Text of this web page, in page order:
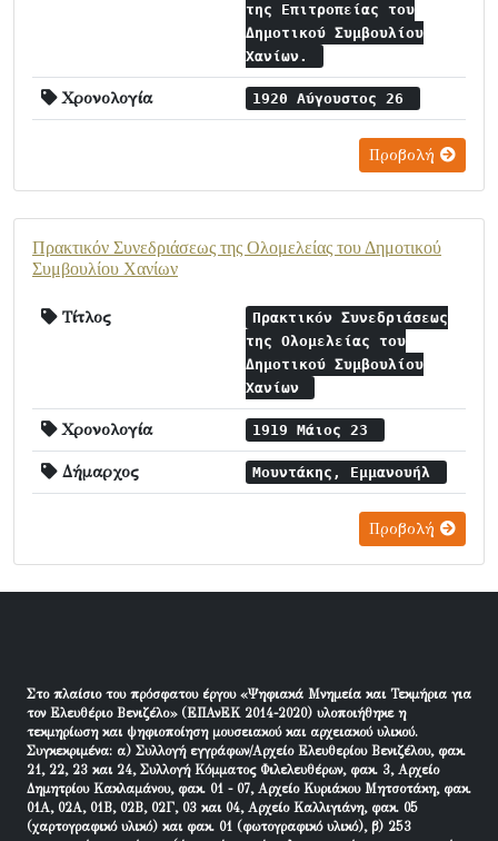
της Επιτροπείας του
Δημοτικού Συμβουλίου
Χανίων.
Χρονολογία 1920 Αύγουστος 26
Προβολή
Πρακτικόν Συνεδριάσεως της Ολομελείας του Δημοτικού
Συμβουλίου Χανίων
Τίτλος
Πρακτικόν Συνεδριάσεως
της Ολομελείας του
Δημοτικού Συμβουλίου
Χανίων
Χρονολογία 1919 Μάιος 23
Δήμαρχος Μουντάκης, Εμμανουήλ
Προβολή
Στο πλαίσιο του πρόσφατου έργου «Ψηφιακά Μνημεία και Τεκμήρια για
τον Ελευθέριο Βενιζέλο» (ΕΠΑνΕΚ 2014-2020) υλοποιήθηκε η
τεκμηρίωση και ψηφιοποίηση μουσειακού και αρχειακού υλικού.
Συγκεκριμένα: α) Συλλογή εγγράφων/Αρχείο Ελευθερίου Βενιζέλου, φακ.
21, 22, 23 και 24, Συλλογή Κόμματος Φιλελευθέρων, φακ. 3, Αρχείο
Δημητρίου Κακλαμάνου, φακ. 01 - 07, Αρχείο Κυριάκου Μητσοτάκη, φακ.
01Α, 02Α, 01Β, 02Β, 02Γ, 03 και 04, Αρχείο Καλλιγιάνη, φακ. 05
(χαρτογραφικό υλικό) και φακ. 01 (φωτογραφικό υλικό), β) 253